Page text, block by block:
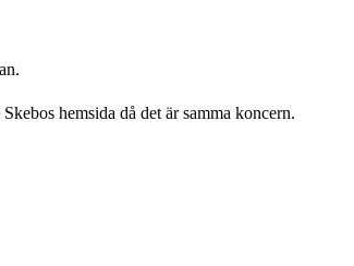
hemsida då det är samma koncern.